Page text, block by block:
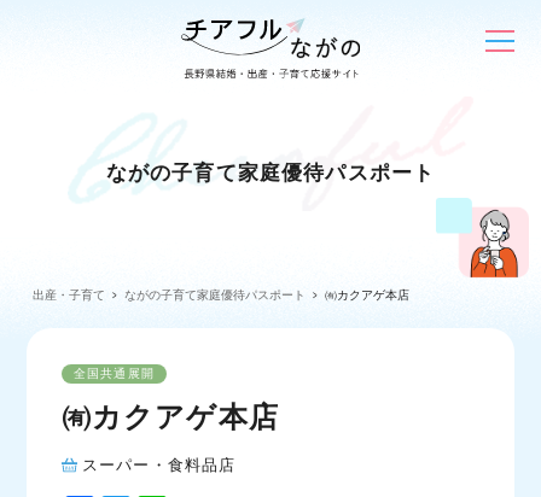
ながの子育て家庭優待パスポート
出産・子育て ながの子育て家庭優待パスポート ㈲カクアゲ本店
全国共通展開
㈲カクアゲ本店
スーパー・食料品店